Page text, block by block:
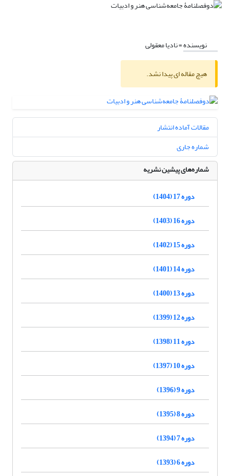
نویسنده =نادیا معقولی
هیچ مقاله ای پیدا نشد.
مقالات آماده انتشار
شماره جاری
شماره‌های پیشین نشریه
دوره 17 (1404)
دوره 16 (1403)
دوره 15 (1402)
دوره 14 (1401)
دوره 13 (1400)
دوره 12 (1399)
دوره 11 (1398)
دوره 10 (1397)
دوره 9 (1396)
دوره 8 (1395)
دوره 7 (1394)
دوره 6 (1393)